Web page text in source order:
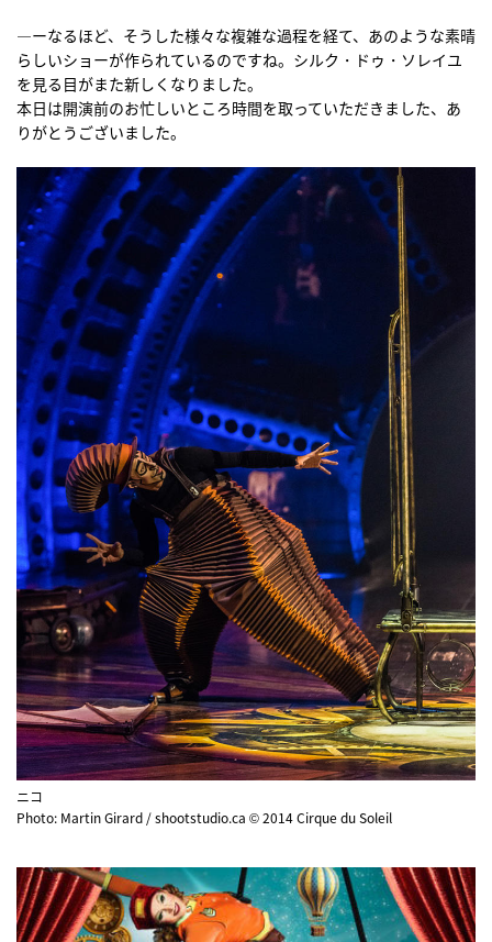
―ーなるほど、そうした様々な複雑な過程を経て、あのような素晴
らしいショーが作られているのですね。シルク・ドゥ・ソレイユ
を見る目がまた新しくなりました。
本日は開演前のお忙しいところ時間を取っていただきました、あ
りがとうございました。
ニコ
Photo: Martin Girard / shootstudio.ca © 2014 Cirque du Soleil